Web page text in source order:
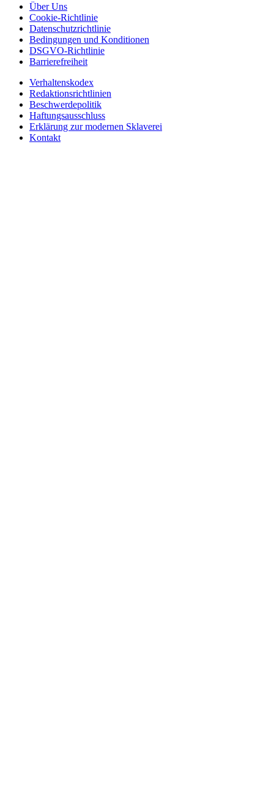
Über Uns
Cookie-Richtlinie
Datenschutzrichtlinie
Bedingungen und Konditionen
DSGVO-Richtlinie
Barrierefreiheit
Verhaltenskodex
Redaktionsrichtlinien
Beschwerdepolitik
Haftungsausschluss
Erklärung zur modernen Sklaverei
Kontakt